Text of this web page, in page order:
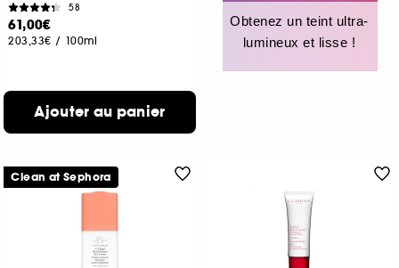
58
61,00€
203,33€ / 100ml
Ajouter au panier
Obtenez un teint ultra-
lumineux et lisse !
Clean at Sephora